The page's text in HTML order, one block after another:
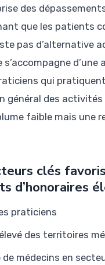
des
que les patients
pas d’alternative
d’une
qui
général des
faible mais une
clés
d’honoraires
praticiens
des territoires
médecins en